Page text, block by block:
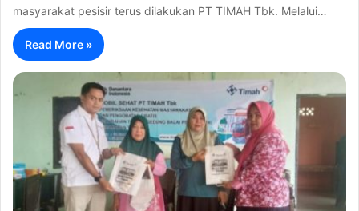
masyarakat pesisir terus dilakukan PT TIMAH Tbk. Melalui…
Read More »